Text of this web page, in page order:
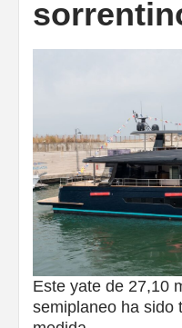
Este yate de 27,10
semiplaneo ha sido